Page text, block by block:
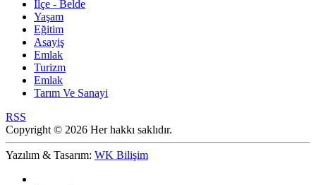
İlçe - Belde
Yaşam
Eğitim
Asayiş
Emlak
Turizm
Emlak
Tarım Ve Sanayi
RSS
Copyright © 2026 Her hakkı saklıdır.
Yazılım & Tasarım: WK Bilişim